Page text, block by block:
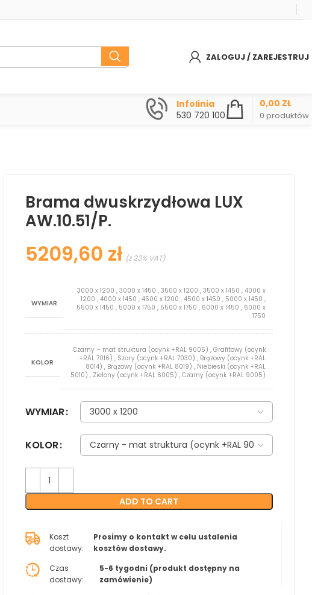
ZALOGUJ / ZAREJESTRUJ
Infolinia
530 720 100
0 produktów
0,00 ZŁ
Brama dwuskrzydłowa LUX
AW.10.51/P.
zł
WYMIAR
3000 x 1200 , 3000 x 1450 , 3500 x 1200 , 3500 x 1450 , 4000 x
1200 , 4000 x 1450 , 4500 x 1200 , 4500 x 1450 , 5000 x 1450 ,
5500 x 1450 , 5000 x 1750 , 5500 x 1750 , 6000 x 1450 , 6000 x
1750
KOLOR
Czarny – mat struktura (ocynk +RAL 9005) , Grafitowy (ocynk
+RAL 7016) , Szary (ocynk +RAL 7030) , Brązowy (ocynk +RAL
8014) , Brązowy (ocynk +RAL 8019) , Niebieski (ocynk +RAL
5010) , Zielony (ocynk +RAL 6005) , Czarny (ocynk +RAL 9005)
WYMIAR
KOLOR
ADD TO CART
Koszt
dostawy:
Prosimy o kontakt w celu ustalenia
kosztów dostawy.
Czas
dostawy:
5-6 tygodni (produkt dostępny na
zamówienie)